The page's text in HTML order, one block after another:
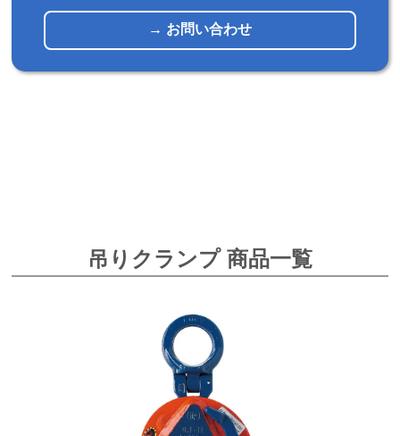
→ お問い合わせ
吊りクランプ 商品一覧